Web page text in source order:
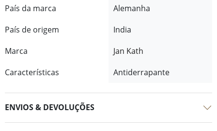
País da marca
Alemanha
País de origem
India
Marca
Jan Kath
Características
Antiderrapante
ENVIOS & DEVOLUÇÕES